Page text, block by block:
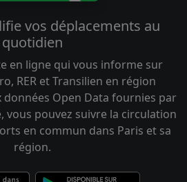
vos déplacements au
quotidien
en ligne qui vous informe sur
RER et Transilien en région
données Open Data fournies par
vous pouvez suivre la circulation
en commun dans Paris et sa
région.